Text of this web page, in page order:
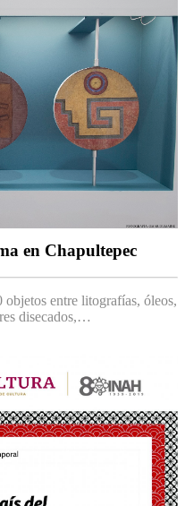
en Chapultepec
entre litografías, óleos,
disecados,…